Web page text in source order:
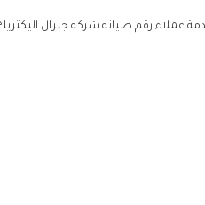
عملاء رقم صيانه شركه جنرال